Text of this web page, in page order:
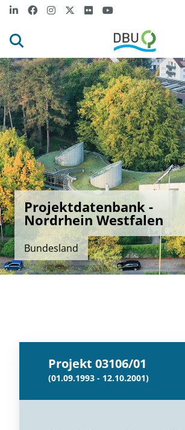
Projektdatenbank -
Nordrhein Westfalen
Bundesland
Projekt 03106/01
(01.09.1993 - 12.10.2001)